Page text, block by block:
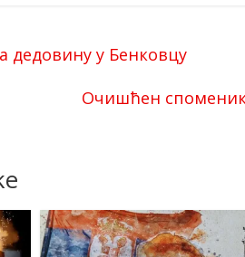
дедовину у Бенковцу
Очишћен